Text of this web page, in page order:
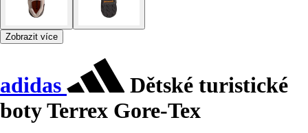
Zobrazit více
adidas
Dětské turistické
boty Terrex Gore-Tex